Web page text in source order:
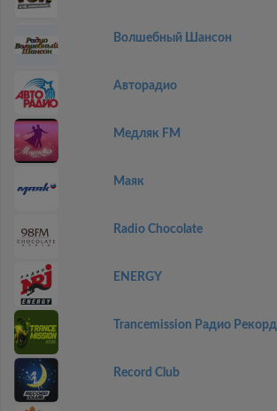
Волшебный Шансон
Авторадио
Медляк FM
Маяк
Radio Chocolate
ENERGY
Trancemission Радио Рекорд
Record Club